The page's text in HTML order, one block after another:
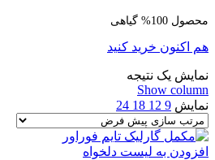
محصول 100% گیاهی
هم اکنون خرید کنید
نمایش یک نتیجه
Show column
نمایش 9
12
18
24
افزودن به لیست دلخواه